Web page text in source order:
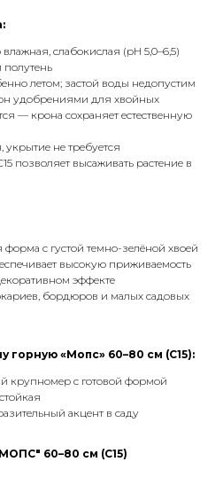
слабокислая (pH 5,0–6,5)
полутень
летом; застой воды недопустим
удобрениями для хвойных
— крона сохраняет естественную
укрытие не требуется
позволяет высаживать растение в
с густой темно-зелёной хвоей
высокую приживаемость
эффекте
бордюров и малых садовых
горную «Мопс» 60–80 см (С15):
крупномер с готовой формой
акцент в саду
60–80 см (С15)